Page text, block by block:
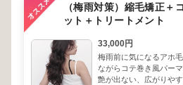
（梅雨対策）縮毛矯正＋
ット＋トリートメント
33,000円
梅雨前に気になるアホ
ながらコテ巻き風パー
艶が出ない、広がりや